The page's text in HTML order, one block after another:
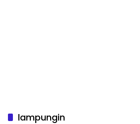
lampungin